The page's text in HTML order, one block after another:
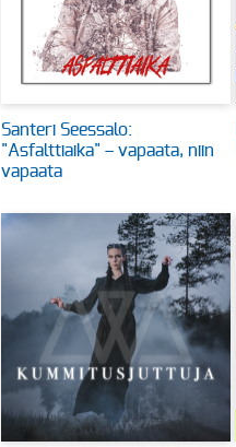
Santeri Seessalo:
"Asfalttiaika" – vapaata, niin
vapaata